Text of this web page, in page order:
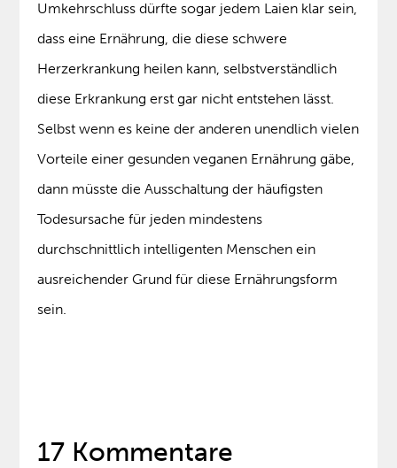
Umkehrschluss dürfte sogar jedem Laien klar sein,
dass eine Ernährung, die diese schwere
Herzerkrankung heilen kann, selbstverständlich
diese Erkrankung erst gar nicht entstehen lässt.
Selbst wenn es keine der anderen unendlich vielen
Vorteile einer gesunden veganen Ernährung gäbe,
dann müsste die Ausschaltung der häufigsten
Todesursache für jeden mindestens
durchschnittlich intelligenten Menschen ein
ausreichender Grund für diese Ernährungsform
sein.
17 Kommentare